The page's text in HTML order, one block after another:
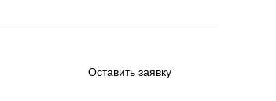
Оставить заявку